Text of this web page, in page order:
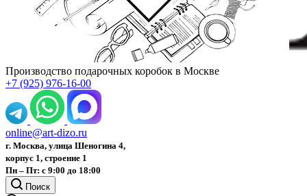
Производство подарочных коробок в Москве
+7 (925) 976-16-00
online@art-dizo.ru
г. Москва, улица Шеногина 4,
корпус 1, строение 1
Пн – Пт: с 9:00 до 18:00
Поиск